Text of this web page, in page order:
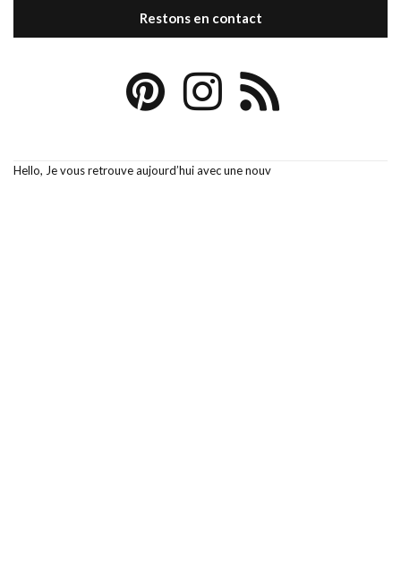
Restons en contact
Hello, Je vous retrouve aujourd’hui avec une nouv